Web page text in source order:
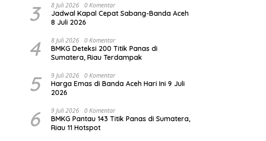
3 8 Juli 2026 0 Komentar
Jadwal Kapal Cepat Sabang-Banda Aceh
8 Juli 2026
4 8 Juli 2026 0 Komentar
BMKG Deteksi 200 Titik Panas di
Sumatera, Riau Terdampak
5 9 Juli 2026 0 Komentar
Harga Emas di Banda Aceh Hari Ini 9 Juli
2026
6 9 Juli 2026 0 Komentar
BMKG Pantau 143 Titik Panas di Sumatera,
Riau 11 Hotspot